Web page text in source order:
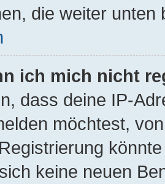
die weiter unten
ich mich nicht
dass deine IP-
möchtest,
keine neuen